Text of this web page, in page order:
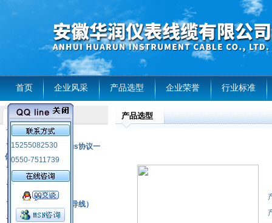
首页 企业风采 产品选型 企业荣誉 行业标准
15255082530
0550-7511739
产品列表
风电温度传感器
RS485通讯modbus协议一
体化现场智能仪表
热电偶
热电偶补偿电缆（导线）
振动传感器
产品选型